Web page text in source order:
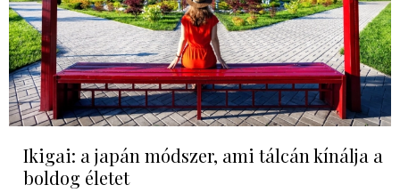
Ikigai: a japán módszer, ami tálcán kínálja a
boldog életet